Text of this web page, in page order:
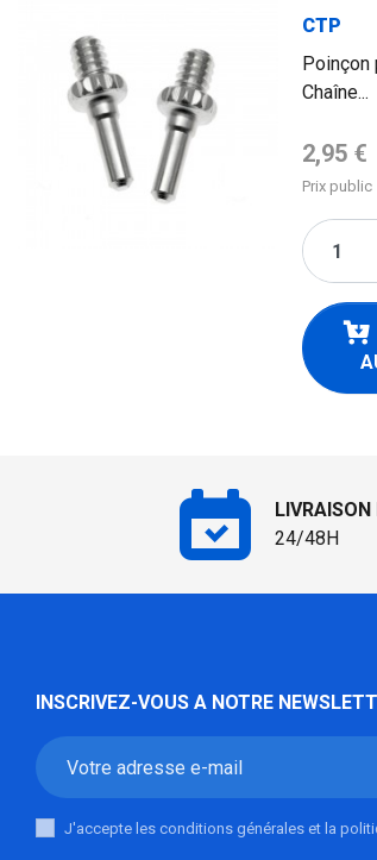
CTP
Poinçon
Chaîne...
Prix de
2,95 €
Prix public
24/48H
INSCRIVEZ-VOUS A NOTRE
J'accepte les conditions générales et la